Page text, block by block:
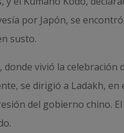
por Japón, se
susto.
vivió la celebración
se dirigió a Ladakh,
del gobierno chino.